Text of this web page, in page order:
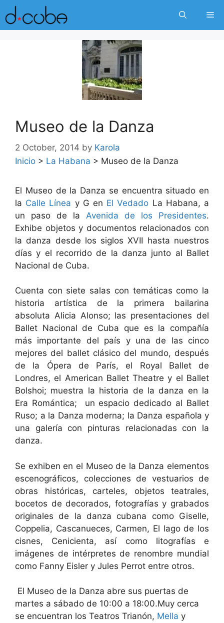
Skip
to
content
Museo de la Danza
2 October, 2014 by Karola
Inicio > La Habana > Museo de la Danza
El Museo de la Danza se encuentra situado en
la Calle Línea y G en El Vedado La Habana, a
un paso de la Avenida de los Presidentes.
Exhibe objetos y documentos relacionados con
la danza desde los siglos XVII hasta nuestros
días y el recorrido de la danza junto al Ballet
Nacional de Cuba.
Cuenta con siete salas con temáticas como la
historia artística de la primera bailarina
absoluta Alicia Alonso; las presentaciones del
Ballet Nacional de Cuba que es la compañía
más importante del país y una de las cinco
mejores del ballet clásico del mundo, después
de la Ópera de París, el Royal Ballet de
Londres, el American Ballet Theatre y el Ballet
Bolshoi; muestra la historia de la danza en la
Era Romántica; un espacio dedicado al Ballet
Ruso; a la Danza moderna; la Danza española y
una galería con pinturas relacionadas con la
danza.
Se exhiben en el Museo de la Danza elementos
escenográficos, colecciones de vestuarios de
obras históricas, carteles, objetos teatrales,
bocetos de decorados, fotografías y grabados
originales de la danza cubana como Giselle,
Coppelia, Cascanueces, Carmen, El lago de los
cisnes, Cenicienta, así como litografías e
imágenes de intérpretes de renombre mundial
como Fanny Eisler y Jules Perrot entre otros.
El Museo de la Danza abre sus puertas de
martes a sábado de 10:00 a 18:00.Muy cerca
se encuentran los Teatros Trianón, Mella y